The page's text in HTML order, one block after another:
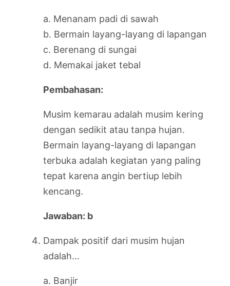
a. Menanam padi di sawah
b. Bermain layang-layang di lapangan
c. Berenang di sungai
d. Memakai jaket tebal
Pembahasan:
Musim kemarau adalah musim kering
dengan sedikit atau tanpa hujan.
Bermain layang-layang di lapangan
terbuka adalah kegiatan yang paling
tepat karena angin bertiup lebih
kencang.
Jawaban: b
Dampak positif dari musim hujan
adalah…
a. Banjir